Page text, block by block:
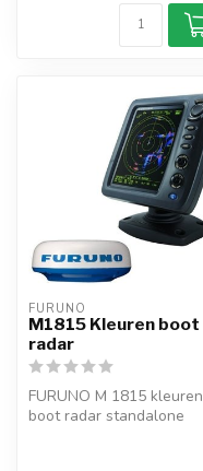
FURUNO
M1815 Kleuren boot
radar
FURUNO M 1815 kleuren
boot radar standalone